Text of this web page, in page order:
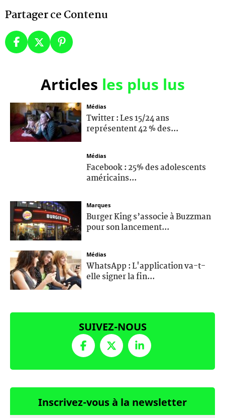
Partager ce Contenu
Articles les plus lus
Médias
Twitter : Les 15/24 ans
représentent 42 % des...
Médias
Facebook : 25% des adolescents
américains...
Marques
Burger King s’associe à Buzzman
pour son lancement...
Médias
WhatsApp : L'application va-t-
elle signer la fin...
SUIVEZ-NOUS
Inscrivez-vous à la newsletter